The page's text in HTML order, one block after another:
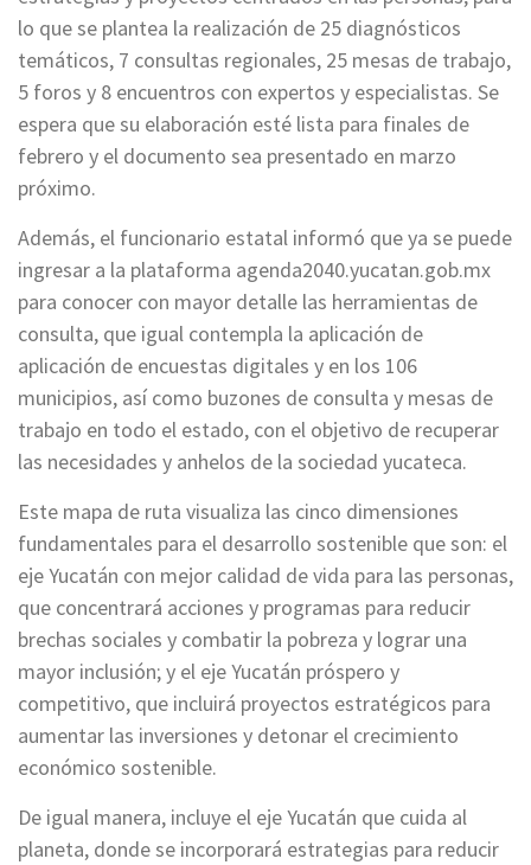
lo que se plantea la realización de 25 diagnósticos
temáticos, 7 consultas regionales, 25 mesas de trabajo,
5 foros y 8 encuentros con expertos y especialistas. Se
espera que su elaboración esté lista para finales de
febrero y el documento sea presentado en marzo
próximo.
Además, el funcionario estatal informó que ya se puede
ingresar a la plataforma agenda2040.yucatan.gob.mx
para conocer con mayor detalle las herramientas de
consulta, que igual contempla la aplicación de
aplicación de encuestas digitales y en los 106
municipios, así como buzones de consulta y mesas de
trabajo en todo el estado, con el objetivo de recuperar
las necesidades y anhelos de la sociedad yucateca.
Este mapa de ruta visualiza las cinco dimensiones
fundamentales para el desarrollo sostenible que son: el
eje Yucatán con mejor calidad de vida para las personas,
que concentrará acciones y programas para reducir
brechas sociales y combatir la pobreza y lograr una
mayor inclusión; y el eje Yucatán próspero y
competitivo, que incluirá proyectos estratégicos para
aumentar las inversiones y detonar el crecimiento
económico sostenible.
De igual manera, incluye el eje Yucatán que cuida al
planeta, donde se incorporará estrategias para reducir